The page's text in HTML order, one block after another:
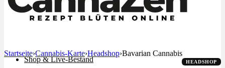
Shop & Live-Bestand
Startseite›Cannabis-Karte›Headshop›Bavarian Cannabis
HEADSHOP